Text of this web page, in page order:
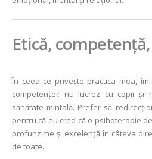
Etică,
În ceea ce privește practica mea,
competenței: nu lucrez cu copii și
sănătate mintală. Prefer să
pentru că eu cred că o psihoterapie
profunzime și excelență în câteva
de toate.